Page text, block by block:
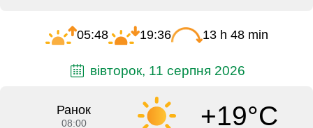
05:48 19:36 13 h 48 min
вівторок, 11 серпня 2026
Ранок
08:00 +19°C